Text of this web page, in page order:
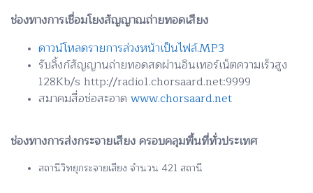
ช่องทางการเชื่อมโยงสัญญาณถ่ายทอดเสียง
ดาวน์โหลดรายการล่วงหน้าเป็นไฟล์.MP3
รับลิ้งก์สัญญานถ่ายทอดสดผ่านอินเทอร์เน็ตความเร็วสูง
128Kb/s http://radio1.chorsaard.net:9999
สมาคมสื่อช่อสะอาด www.chorsaard.net
ช่องทางการส่งกระจายเสียง ครอบคลุมพื้นที่ทั่วประเทศ
สถานีวิทยุกระจายเสียง จำนวน 421 สถานี